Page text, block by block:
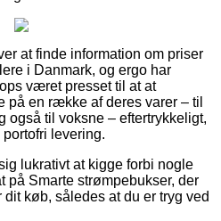
at finde information om priser
i Danmark, og ergo har
været presset til at at
på en række af deres varer – til
også til voksne – eftertrykkeligt,
levering.
lukrativt at kigge forbi nogle
på Smarte strømpebukser, der
køb, således at du er tryg ved